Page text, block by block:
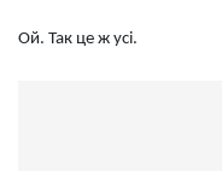
Ой. Так це ж усі.